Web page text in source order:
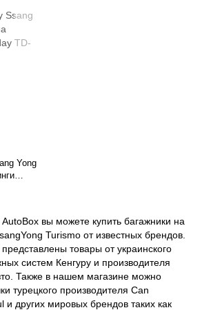
Yong
вы можете купить багажники на
Turismo от известных брендов.
товары от украинского
систем Кенгуру и производителя
Также в нашем магазине можно
турецкого производителя Can
и других мировых брендов таких как